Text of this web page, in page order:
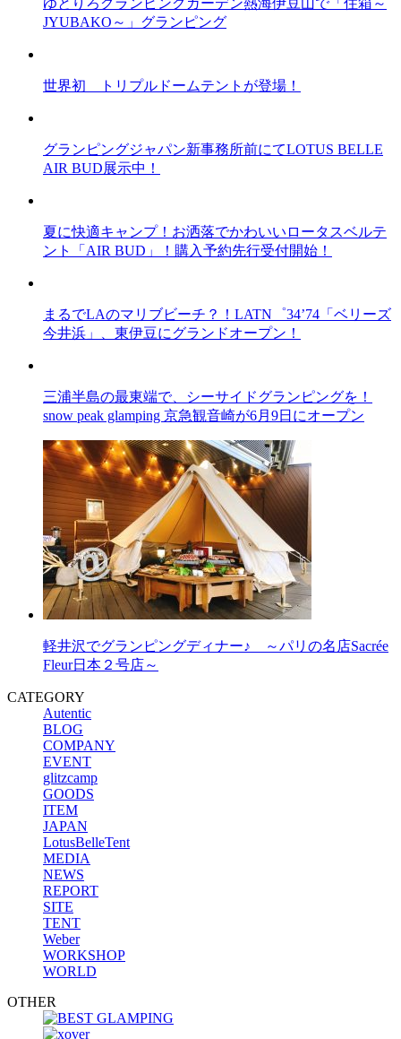
ゆとりろグランピングガーデン熱海伊豆山で「住箱～
JYUBAKO～」グランピング
世界初 トリプルドームテントが登場！
グランピングジャパン新事務所前にてLOTUS BELLE
AIR BUD展示中！
夏に快適キャンプ！お洒落でかわいいロータスベルテ
ント「AIR BUD」！購入予約先行受付開始！
まるでLAのマリブビーチ？！LATN゜34’74「ベリーズ
今井浜」、東伊豆にグランドオープン！
三浦半島の最東端で、シーサイドグランピングを！
snow peak glamping 京急観音崎が6月9日にオープン
軽井沢でグランピングディナー♪ ～パリの名店Sacrée
Fleur日本２号店～
CATEGORY
Autentic
BLOG
COMPANY
EVENT
glitzcamp
GOODS
ITEM
JAPAN
LotusBelleTent
MEDIA
NEWS
REPORT
SITE
TENT
Weber
WORKSHOP
WORLD
OTHER